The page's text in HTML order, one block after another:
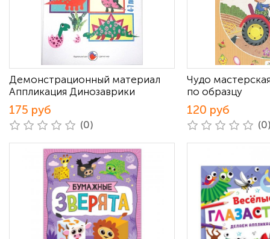
Демонстрационный материал
Аппликация Динозаврики
175 руб
(0)
Чудо
по образцу
120 руб